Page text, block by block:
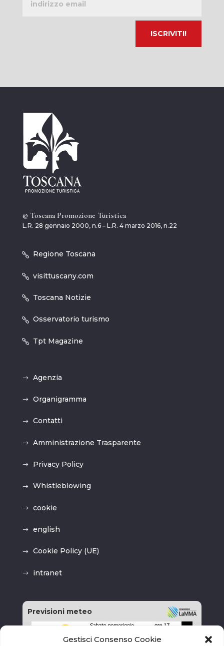
Gestisci Consenso Cookie
email
© Toscana Promozione Turistica
L.R. 28 gennaio 2000, n.6 – L.R. 4 marzo 2016, n.22
Regione Toscana
visittuscany.com
Toscana Notizie
Osservatorio turismo
Tpt Magazine
Agenzia
Organigramma
Contatti
Amministrazione Trasparente
Privacy Policy
Whistleblowing
cookie
english
Cookie Policy (UE)
intranet
Previsioni meteo